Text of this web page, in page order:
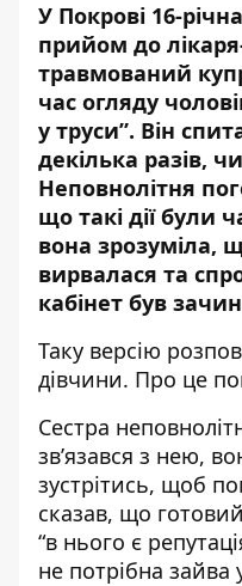
У Покрові 16-
прийом до
травмований
час огляду
у труси”. Він
декілька разів,
Неповнолітня
що такі дії були
вона зрозуміла,
вирвалася та
кабінет був
Таку версію
дівчини. Про це
Сестра
зв’язався з нею,
зустрітись, щоб
сказав, що
“в нього є
не потрібна зайва